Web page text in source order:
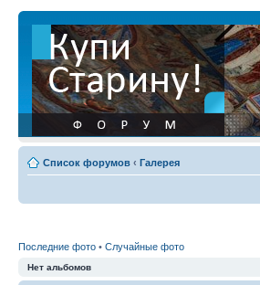
Список форумов ‹ Галерея
Последние фото • Случайные фото
Нет альбомов